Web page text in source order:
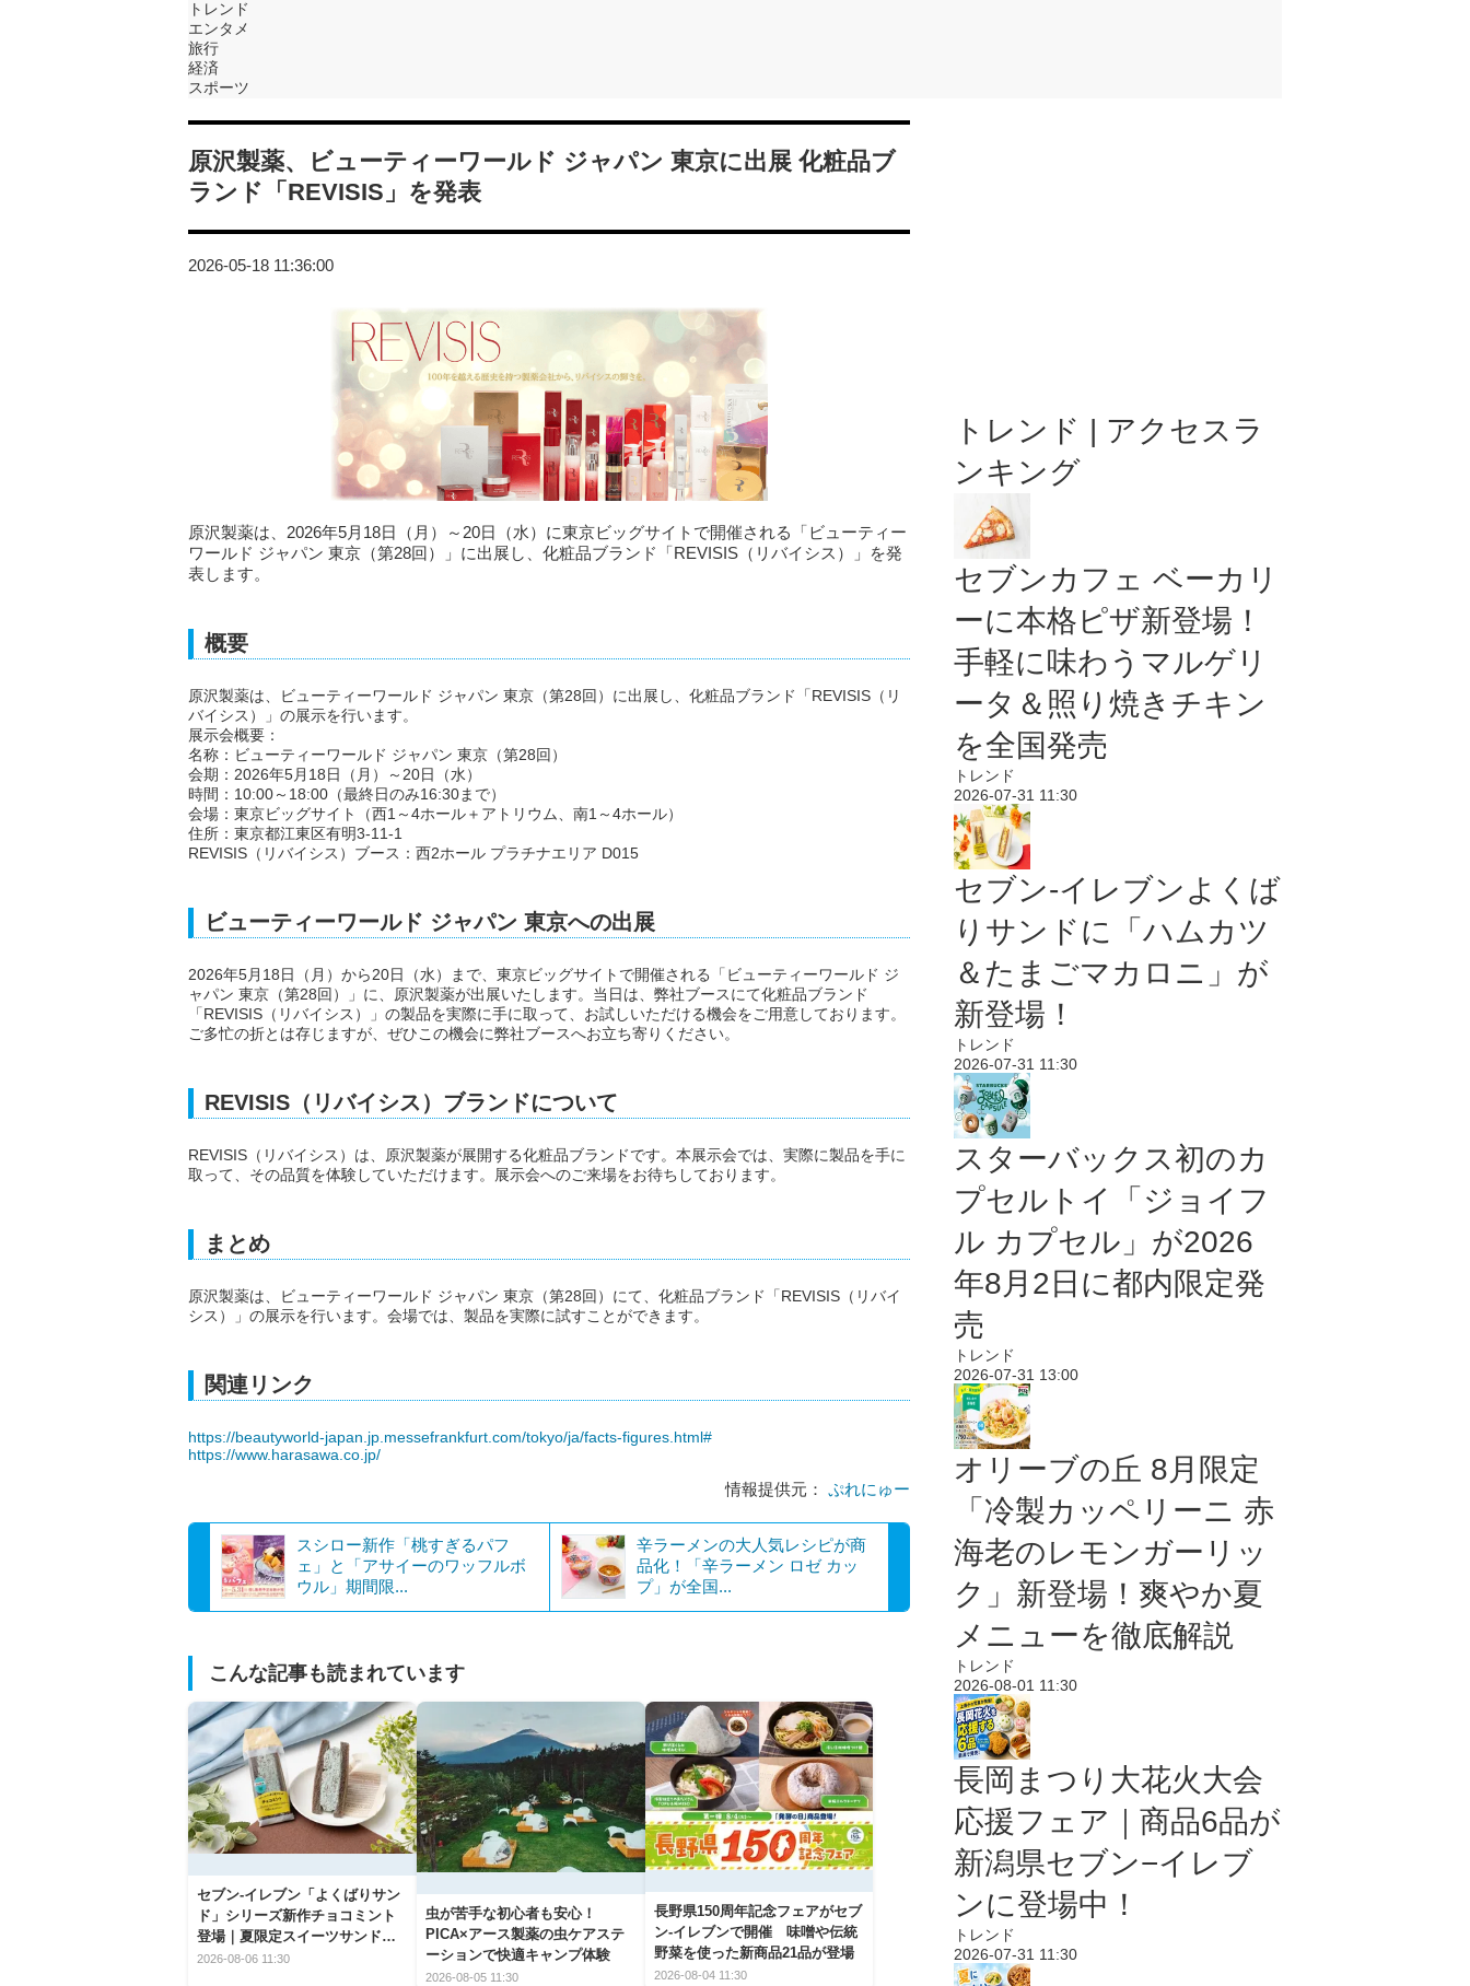
トレンド
エンタメ
旅行
経済
スポーツ
原沢製薬、ビューティーワールド ジャパン 東京に出展 化粧品ブ
ランド「REVISIS」を発表
2026-05-18 11:36:00
原沢製薬は、2026年5月18日（月）～20日（水）に東京ビッグサイトで開催される「ビューティー
ワールド ジャパン 東京（第28回）」に出展し、化粧品ブランド「REVISIS（リバイシス）」を発
表します。
概要
原沢製薬は、ビューティーワールド ジャパン 東京（第28回）に出展し、化粧品ブランド「REVISIS（リ
バイシス）」の展示を行います。
展示会概要：
名称：ビューティーワールド ジャパン 東京（第28回）
会期：2026年5月18日（月）～20日（水）
時間：10:00～18:00（最終日のみ16:30まで）
会場：東京ビッグサイト（西1～4ホール＋アトリウム、南1～4ホール）
住所：東京都江東区有明3-11-1
REVISIS（リバイシス）ブース：西2ホール プラチナエリア D015
ビューティーワールド ジャパン 東京への出展
2026年5月18日（月）から20日（水）まで、東京ビッグサイトで開催される「ビューティーワールド ジ
ャパン 東京（第28回）」に、原沢製薬が出展いたします。当日は、弊社ブースにて化粧品ブランド
「REVISIS（リバイシス）」の製品を実際に手に取って、お試しいただける機会をご用意しております。
ご多忙の折とは存じますが、ぜひこの機会に弊社ブースへお立ち寄りください。
REVISIS（リバイシス）ブランドについて
REVISIS（リバイシス）は、原沢製薬が展開する化粧品ブランドです。本展示会では、実際に製品を手に
取って、その品質を体験していただけます。展示会へのご来場をお待ちしております。
まとめ
原沢製薬は、ビューティーワールド ジャパン 東京（第28回）にて、化粧品ブランド「REVISIS（リバイ
シス）」の展示を行います。会場では、製品を実際に試すことができます。
関連リンク
https://beautyworld-japan.jp.messefrankfurt.com/tokyo/ja/facts-figures.html#
https://www.harasawa.co.jp/
情報提供元： ぷれにゅー
スシロー新作「桃すぎるパフ
ェ」と「アサイーのワッフルボ
ウル」期間限...
辛ラーメンの大人気レシピが商
品化！「辛ラーメン ロゼ カッ
プ」が全国...
こんな記事も読まれています
セブン‐イレブン「よくばりサン
ド」シリーズ新作チョコミント
登場｜夏限定スイーツサンドの
爽快な魅力
2026-08-06 11:30
虫が苦手な初心者も安心！
PICA×アース製薬の虫ケアステ
ーションで快適キャンプ体験
2026-08-05 11:30
長野県150周年記念フェアがセブ
ン-イレブンで開催 味噌や伝統
野菜を使った新商品21品が登場
2026-08-04 11:30
トレンド | アクセスラ
ンキング
セブンカフェ ベーカリ
ーに本格ピザ新登場！
手軽に味わうマルゲリ
ータ＆照り焼きチキン
を全国発売
トレンド
2026-07-31 11:30
セブン‐イレブンよくば
りサンドに「ハムカツ
＆たまごマカロニ」が
新登場！
トレンド
2026-07-31 11:30
スターバックス初のカ
プセルトイ「ジョイフ
ル カプセル」が2026
年8月2日に都内限定発
売
トレンド
2026-07-31 13:00
オリーブの丘 8月限定
「冷製カッペリーニ 赤
海老のレモンガーリッ
ク」新登場！爽やか夏
メニューを徹底解説
トレンド
2026-08-01 11:30
長岡まつり大花火大会
応援フェア｜商品6品が
新潟県セブン−イレブ
ンに登場中！
トレンド
2026-07-31 11:30